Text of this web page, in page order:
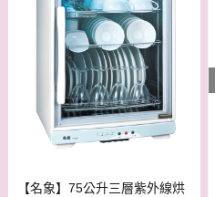
【名象】75公升三層紫外線烘